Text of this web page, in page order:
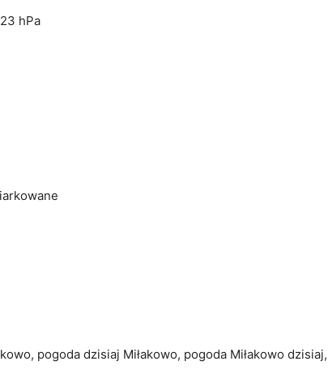
hPa
pogoda dzisiaj Miłakowo, pogoda Miłakowo dzisiaj,